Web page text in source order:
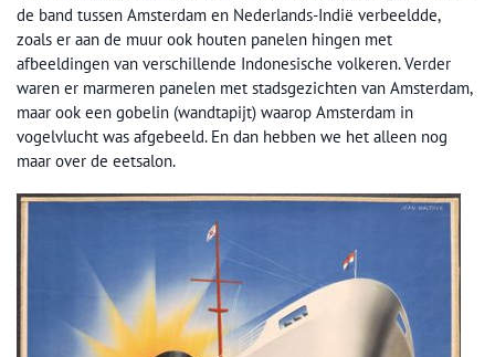
de band tussen Amsterdam en Nederlands-Indië verbeeldde,
zoals er aan de muur ook houten panelen hingen met
afbeeldingen van verschillende Indonesische volkeren. Verder
waren er marmeren panelen met stadsgezichten van Amsterdam,
maar ook een gobelin (wandtapijt) waarop Amsterdam in
vogelvlucht was afgebeeld. En dan hebben we het alleen nog
maar over de eetsalon.